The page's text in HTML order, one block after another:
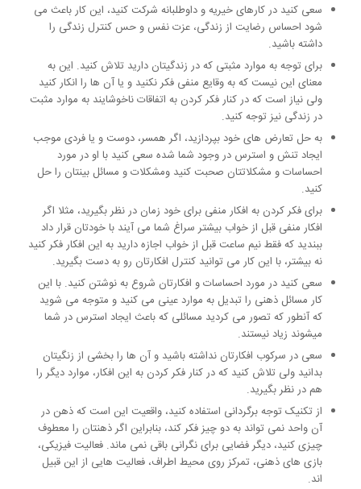
سعی کنید در کارهای خیریه و داوطلبانه شرکت کنید، این کار باعث می
شود احساس رضایت از زندگی، عزت نفس و حس کنترل زندگی را
داشته باشید.
برای توجه به موارد مثبتی که در زندگیتان دارید تلاش کنید. این به
معنای این نیست که به وقایع منفی فکر نکنید و یا آن ها را انکار کنید
ولی نیاز است که در کنار فکر کردن به اتفاقات ناخوشایند به موارد مثبت
در زندگی نیز توجه کنید.
به حل تعارض های خود بپردازید، اگر همسر، دوست و یا فردی موجب
ایجاد تنش و استرس در وجود شما شده سعی کنید با او در مورد
احساسات و مشکلاتتان صحبت کنید ومشکلات و مسائل بینتان را حل
کنید.
برای فکر کردن به افکار منفی برای خود زمان در نظر بگیرید، مثلا اگر
افکار منفی قبل از خواب بیشتر سراغ شما می آیند با خودتان قرار داد
ببندید که فقط نیم ساعت قبل از خواب اجازه دارید به این افکار فکر کنید
نه بیشتر، با این کار می توانید کنترل افکارتان رو به دست بگیرید.
سعی کنید در مورد احساسات و افکارتان شروع به نوشتن کنید. با این
کار مسائل ذهنی را تبدیل به موارد عینی می کنید و متوجه می شوید
که آنطور که تصور می کردید مسائلی که باعث ایجاد استرس در شما
میشوند زیاد نیستند.
سعی در سرکوب افکارتان نداشته باشید و آن ها را بخشی از زنگیتان
بدانید ولی تلاش کنید که در کنار فکر کردن به این افکار، موارد دیگر را
هم در نظر بگیرید.
از تکنیک توجه برگردانی استفاده کنید، واقعیت این است که ذهن در
آن واحد نمی تواند به دو چیز فکر کند، بنابراین اگر ذهنتان را معطوف
چیزی کنید، دیگر فضایی برای نگرانی باقی نمی ماند. فعالیت فیزیکی،
بازی های ذهنی، تمرکز روی محیط اطراف، فعالیت هایی از این قبیل
اند.